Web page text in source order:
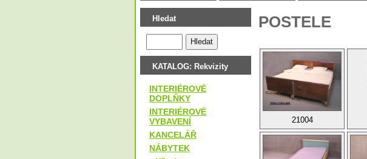
Hledat
KATALOG: Rekvizity
INTERIÉROVÉ
DOPLŇKY
INTERIÉROVÉ
VYBAVENÍ
KANCELÁŘ
NÁBYTEK
POSTELE
21004